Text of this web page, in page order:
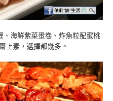
海鮮紫菜蛋卷、炸魚粒配蜜桃
上素，選擇都幾多。